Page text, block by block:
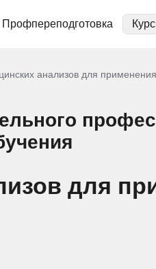
Профпереподготовка
анализов для
для